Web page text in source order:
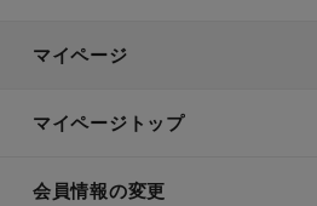
マイページ
マイページトップ
会員情報の変更